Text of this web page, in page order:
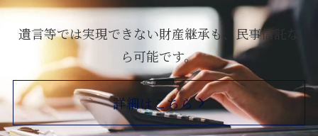
遺言等では実現できない財産継承も、 民事信託な
ら可能です。
詳細はこちら